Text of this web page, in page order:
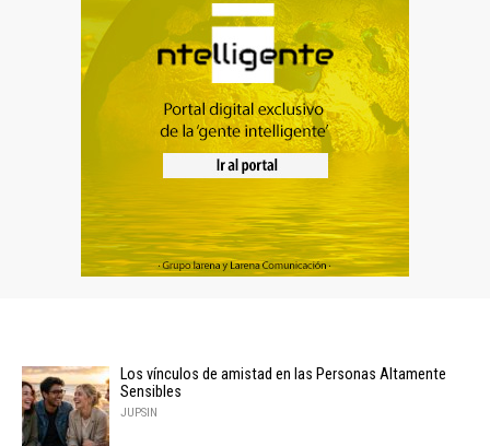
Los vínculos de amistad en las Personas Altamente
Sensibles
JUPSIN